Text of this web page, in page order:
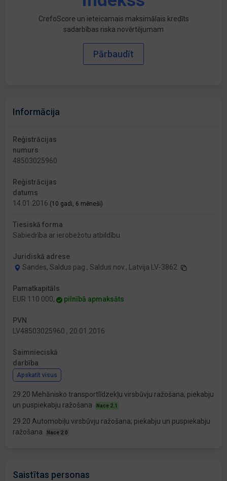
CrefoScore un ieteicamais maksimālais kredīts
sadarbības riska novērtējumam
Pārbaudīt
Informācija
Reģistrācijas
numurs
48503025960
Reģistrācijas
datums
14.01.2016 (10 gadi, 6 mēneši)
Tiesiskā forma
Sabiedrība ar ierobežotu atbildību
Juridiskā adrese
Sandes, Saldus pag., Saldus nov., Latvija LV-3862
Pamatkapitāls
EUR 110 000,
pilnībā apmaksāts
PVN
LV48503025960 , 20.01.2016
Saimnieciskā
darbība
Apskatīt visus
29.20 Mehānisko transportlīdzekļu virsbūvju ražošana; piekabju
un puspiekabju ražošana
Nace 2.1
29.20 Automobiļu virsbūvju ražošana; piekabju un puspiekabju
ražošana
Nace 2.0
Saistītas personas